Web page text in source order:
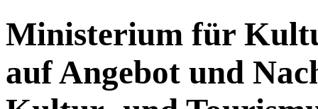
Ministerium für
auf Angebot und